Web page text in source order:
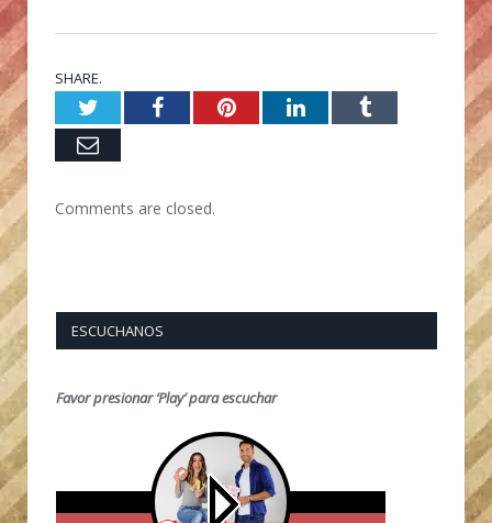
SHARE.
TwitterFacebookPinterestLinkedInTumblr
Email
Comments are closed.
ESCUCHANOS
Favor presionar ‘Play’ para escuchar